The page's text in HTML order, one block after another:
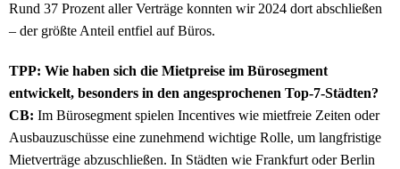
Rund 37 Prozent aller Verträge konnten wir 2024 dort abschließen
– der größte Anteil entfiel auf Büros.
TPP: Wie haben sich die Mietpreise im Bürosegment
entwickelt, besonders in den angesprochenen Top-7-Städten?
CB: Im Bürosegment spielen Incentives wie mietfreie Zeiten oder
Ausbauzuschüsse eine zunehmend wichtige Rolle, um langfristige
Mietverträge abzuschließen. In Städten wie Frankfurt oder Berlin